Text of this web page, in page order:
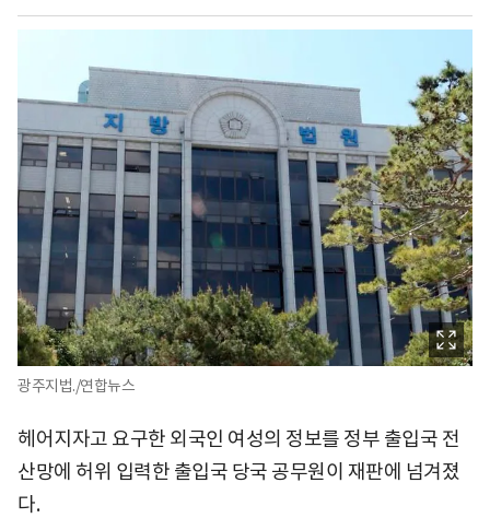
광주지법./연합뉴스
헤어지자고 요구한 외국인 여성의 정보를 정부 출입국 전
산망에 허위 입력한 출입국 당국 공무원이 재판에 넘겨졌
다.